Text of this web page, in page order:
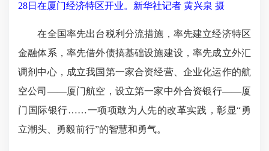
28日在厦门经济特区开业。新华社记者 黄兴泉 摄
在全国率先出台税利分流措施，率先建立经济特区
金融体系，率先借外债搞基础设施建设，率先成立外汇
调剂中心，成立我国第一家合资经营、企业化运作的航
空公司——厦门航空，设立第一家中外合资银行——厦
门国际银行……一项项敢为人先的改革实践，彰显“勇
立潮头、勇毅前行”的智慧和勇气。